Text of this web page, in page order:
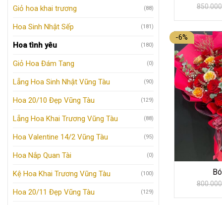
Giỏ hoa khai trương (88)
Hoa Sinh Nhật Sếp (181)
Hoa tình yêu (180)
Giỏ Hoa Đám Tang (0)
Lẵng Hoa Sinh Nhật Vũng Tàu (90)
Hoa 20/10 Đẹp Vũng Tàu (129)
Lẵng Hoa Khai Trương Vũng Tàu (88)
Hoa Valentine 14/2 Vũng Tàu (95)
Hoa Nắp Quan Tài (0)
Kệ Hoa Khai Trương Vũng Tàu (100)
Hoa 20/11 Đẹp Vũng Tàu (129)
850.000
-6%
800.000